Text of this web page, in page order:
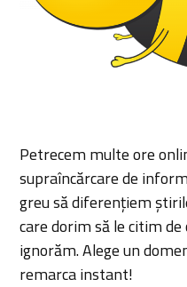
Petrecem multe ore
supraîncărcare de
greu să diferențiem
care dorim să le citim
ignorăm. Alege un
remarca instant!